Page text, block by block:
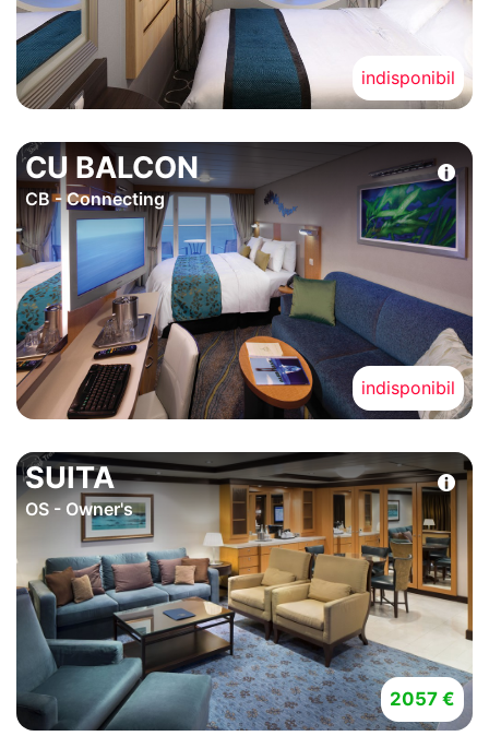
indisponibil
CU BALCON
CB - Connecting
indisponibil
SUITA
OS - Owner's
2057 €